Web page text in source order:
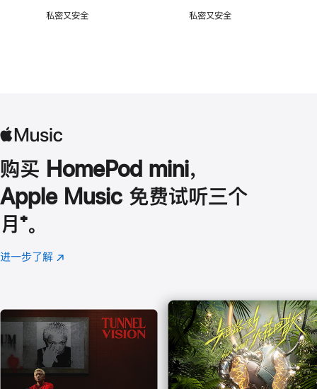
私密又安全 私密又安全
购买 HomePod mini，
Apple Music 免费试听三个
月 脚
注
⁺。
进一步了解 Apple
(在
口
中
打
开)